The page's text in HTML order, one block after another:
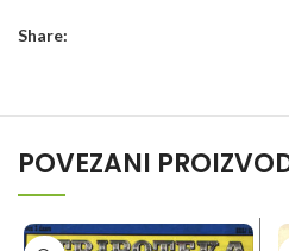
Share:
POVEZANI